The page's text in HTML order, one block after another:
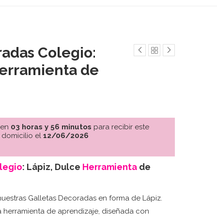
Colegio:
de
03 horas y 56 minutos para recibir este
el 12/06/2026
: Lápiz, Dulce Herramientade
Galletas Decoradas en forma de Lápiz.
de aprendizaje, diseñada con